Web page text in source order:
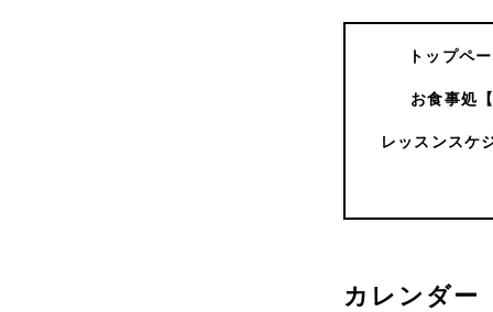
トップペ
お食事処
レッスンスケ
カレンダー